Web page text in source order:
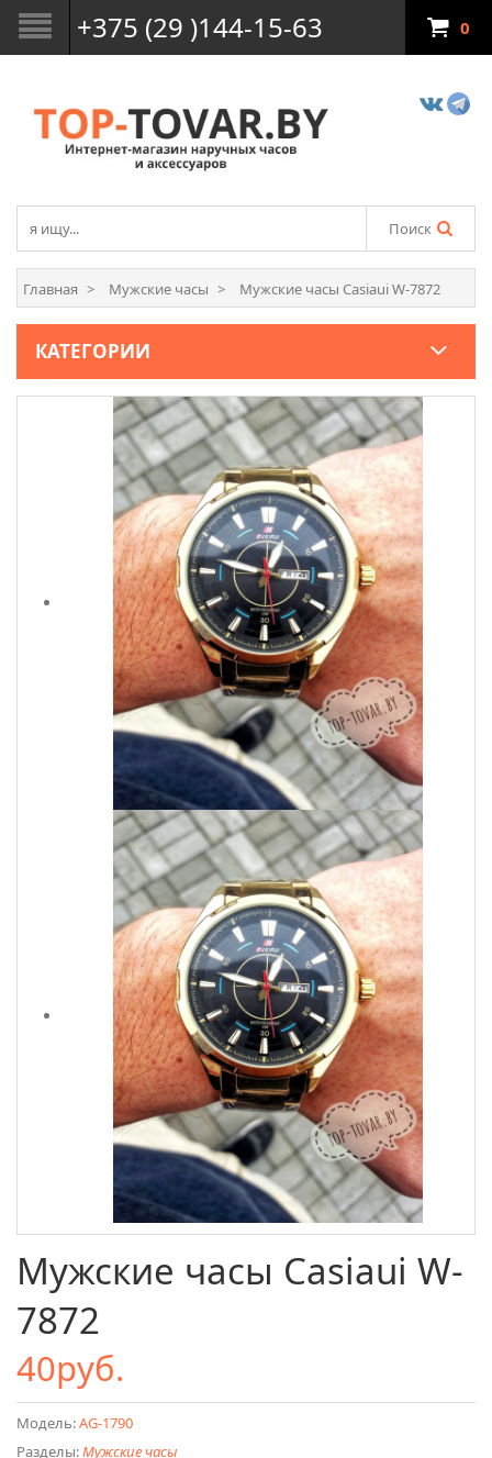
+375 (29 )144-15-63 0
Поиск
Главная Мужские часы Мужские часы Casiaui W-7872
КАТЕГОРИИ
Мужские часы Casiaui W-
7872
40руб.
Модель:AG-1790
Разделы:Мужские часы